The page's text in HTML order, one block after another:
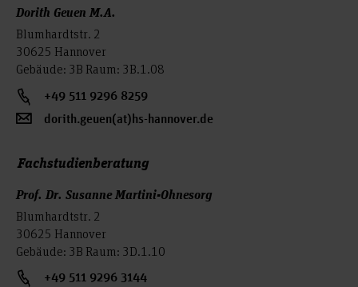
Dorith Geuen M.A.
Blumhardtstr. 2
30625 Hannover
Gebäude: 3B Raum: 3B.1.08
+49 511 9296 8259
dorith.geuen(at)hs-hannover.de
Fachstudienberatung
Prof. Dr. Susanne Martini-Ohnesorg
Blumhardtstr. 2
30625 Hannover
Gebäude: 3B Raum: 3D.1.10
+49 511 9296 3144